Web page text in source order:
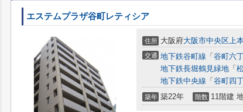
エステムプラザ谷町レティシア
住所 大阪府大阪市中央区上
交通 地下鉄谷町線 「 谷町六
地下鉄長堀鶴見緑地 「
地下鉄中央線 「 谷町四
築年 築22年 階数 11階建